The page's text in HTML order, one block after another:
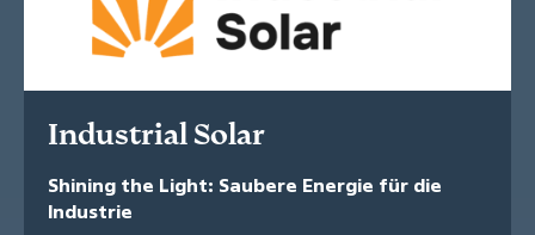
Industrial Solar
Shining the Light: Saubere Energie für die
Industrie